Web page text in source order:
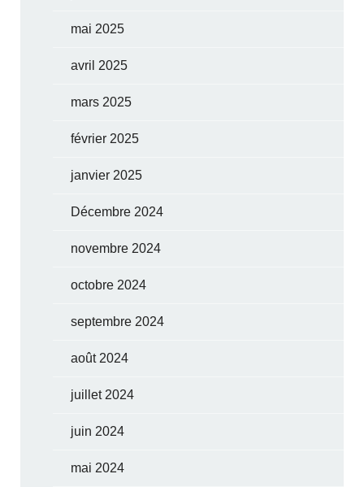
mai 2025
avril 2025
mars 2025
février 2025
janvier 2025
Décembre 2024
novembre 2024
octobre 2024
septembre 2024
août 2024
juillet 2024
juin 2024
mai 2024